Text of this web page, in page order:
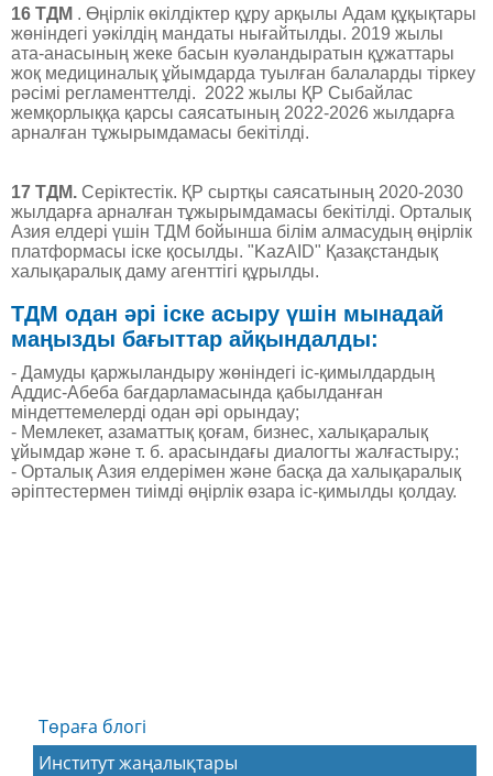
16 ТДМ . Өңірлік өкілдіктер құру арқылы Адам құқықтары
жөніндегі уәкілдің мандаты нығайтылды. 2019 жылы
ата-анасының жеке басын куәландыратын құжаттары
жоқ медициналық ұйымдарда туылған балаларды тіркеу
рәсімі регламенттелді. 2022 жылы ҚР Сыбайлас
жемқорлыққа қарсы саясатының 2022-2026 жылдарға
арналған тұжырымдамасы бекітілді.
17 ТДМ. Серіктестік. ҚР сыртқы саясатының 2020-2030
жылдарға арналған тұжырымдамасы бекітілді. Орталық
Азия елдері үшін ТДМ бойынша білім алмасудың өңірлік
платформасы іске қосылды. "KazAID" Қазақстандық
халықаралық даму агенттігі құрылды.
ТДМ одан әрі іске асыру үшін мынадай
маңызды бағыттар айқындалды:
- Дамуды қаржыландыру жөніндегі іс-қимылдардың
Аддис-Абеба бағдарламасында қабылданған
міндеттемелерді одан әрі орындау;
- Мемлекет, азаматтық қоғам, бизнес, халықаралық
ұйымдар және т. б. арасындағы диалогты жалғастыру.;
- Орталық Азия елдерімен және басқа да халықаралық
әріптестермен тиімді өңірлік өзара іс-қимылды қолдау.
Төраға блогі
Институт жаңалықтары